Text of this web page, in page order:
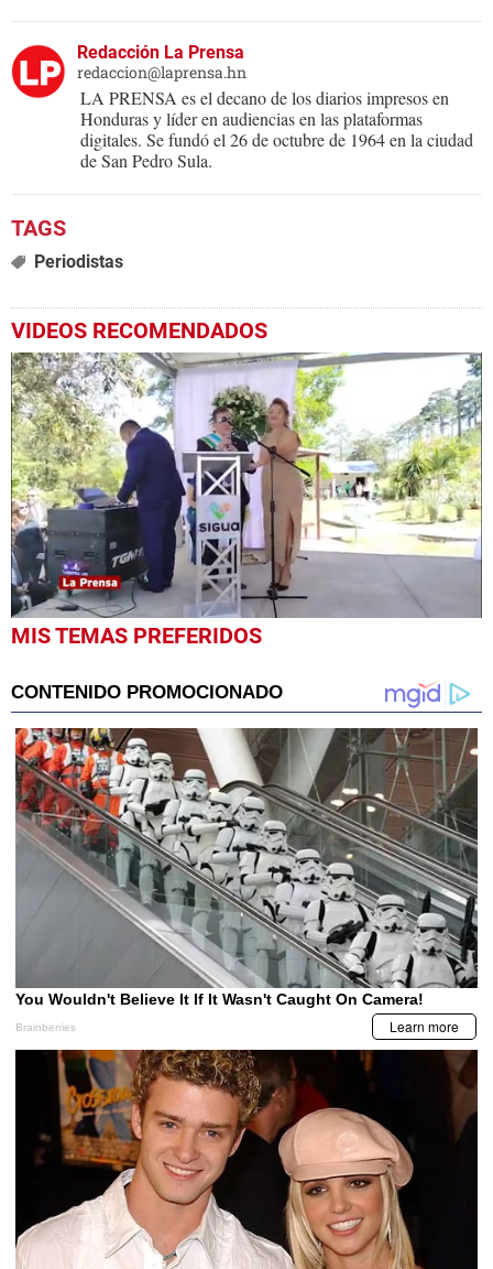
Redacción La Prensa
redaccion@laprensa.hn
LA PRENSA es el decano de los diarios impresos en
Honduras y líder en audiencias en las plataformas
digitales. Se fundó el 26 de octubre de 1964 en la ciudad
de San Pedro Sula.
Periodistas
VIDEOS RECOMENDADOS
0
seconds
minutes,
29
seconds
MIS TEMAS PREFERIDOS